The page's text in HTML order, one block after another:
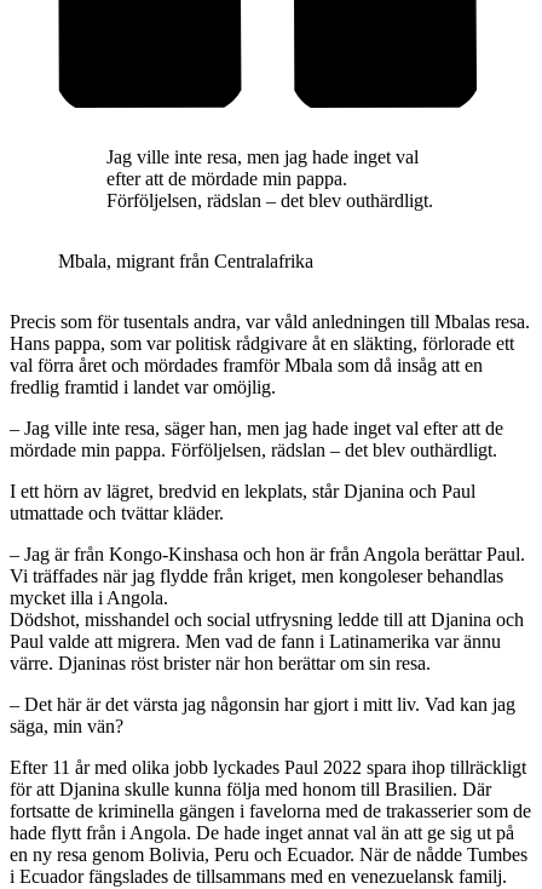
Jag ville inte resa, men jag hade inget val
efter att de mördade min pappa.
Förföljelsen, rädslan – det blev outhärdligt.
Mbala, migrant från Centralafrika
Precis som för tusentals andra, var våld anledningen till Mbalas resa.
Hans pappa, som var politisk rådgivare åt en släkting, förlorade ett
val förra året och mördades framför Mbala som då insåg att en
fredlig framtid i landet var omöjlig.
– Jag ville inte resa, säger han, men jag hade inget val efter att de
mördade min pappa. Förföljelsen, rädslan – det blev outhärdligt.
I ett hörn av lägret, bredvid en lekplats, står Djanina och Paul
utmattade och tvättar kläder.
– Jag är från Kongo-Kinshasa och hon är från Angola berättar Paul.
Vi träffades när jag flydde från kriget, men kongoleser behandlas
mycket illa i Angola.
Dödshot, misshandel och social utfrysning ledde till att Djanina och
Paul valde att migrera. Men vad de fann i Latinamerika var ännu
värre. Djaninas röst brister när hon berättar om sin resa.
– Det här är det värsta jag någonsin har gjort i mitt liv. Vad kan jag
säga, min vän?
Efter 11 år med olika jobb lyckades Paul 2022 spara ihop tillräckligt
för att Djanina skulle kunna följa med honom till Brasilien. Där
fortsatte de kriminella gängen i favelorna med de trakasserier som de
hade flytt från i Angola. De hade inget annat val än att ge sig ut på
en ny resa genom Bolivia, Peru och Ecuador. När de nådde Tumbes
i Ecuador fängslades de tillsammans med en venezuelansk familj.